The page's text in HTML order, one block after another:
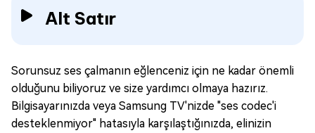
Alt Satır
Sorunsuz ses çalmanın eğlenceniz için ne kadar önemli
olduğunu biliyoruz ve size yardımcı olmaya hazırız.
Bilgisayarınızda veya Samsung TV'nizde "ses codec'i
desteklenmiyor" hatasıyla karşılaştığınızda, elinizin